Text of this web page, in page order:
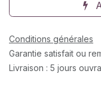
Conditions générales
Garantie satisfait ou
Livraison : 5 jours